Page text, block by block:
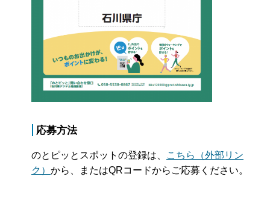
応募方法
のとピッとスポットの登録は、
こちら（外部リン
ク） から、またはQRコードからご応募ください。